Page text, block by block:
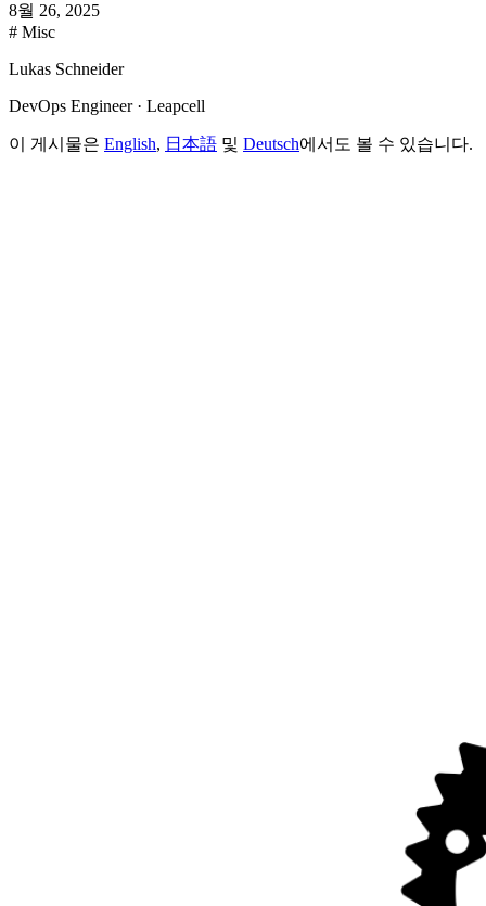
8월 26, 2025
# Misc
Lukas Schneider
DevOps Engineer · Leapcell
이 게시물은 English, 日本語 및 Deutsch에서도 볼 수 있습니다.